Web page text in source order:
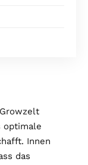
optimale
Innen
das